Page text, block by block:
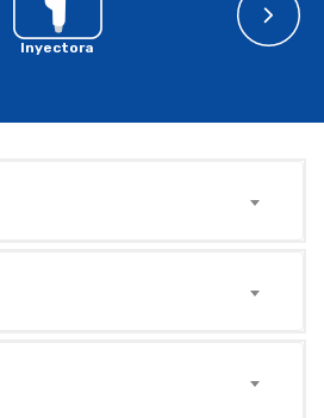
Inyectora